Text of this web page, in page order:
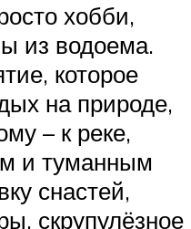
хобби,
из водоема.
которое
на природе,
– к реке,
и туманным
снастей,
скрупулёзное